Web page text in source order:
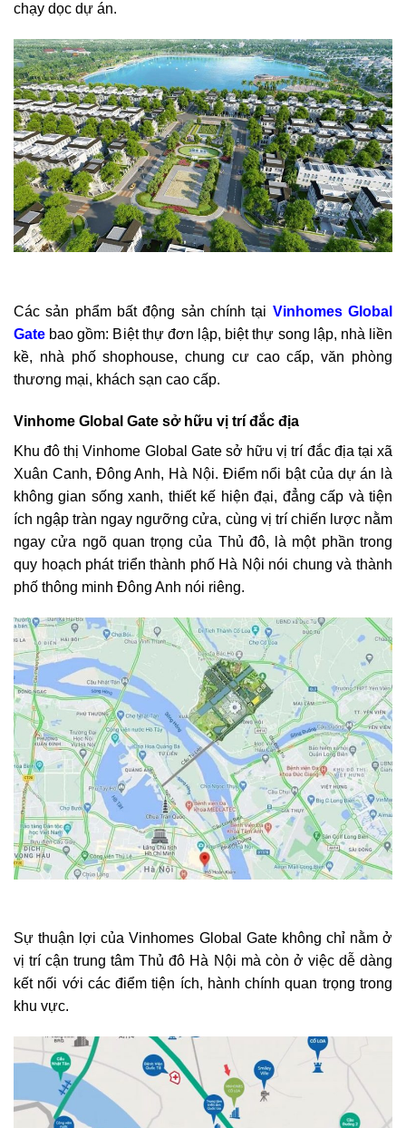
chạy dọc dự án.
Các sản phẩm bất động sản chính tại Vinhomes Global
Gate bao gồm: Biệt thự đơn lập, biệt thự song lập, nhà liền
kề, nhà phố shophouse, chung cư cao cấp, văn phòng
thương mại, khách sạn cao cấp.
Vinhome Global Gate sở hữu vị trí đắc địa
Khu đô thị Vinhome Global Gate sở hữu vị trí đắc địa tại xã
Xuân Canh, Đông Anh, Hà Nội. Điểm nổi bật của dự án là
không gian sống xanh, thiết kế hiện đại, đẳng cấp và tiện
ích ngập tràn ngay ngưỡng cửa, cùng vị trí chiến lược nằm
ngay cửa ngõ quan trọng của Thủ đô, là một phần trong
quy hoạch phát triển thành phố Hà Nội nói chung và thành
phố thông minh Đông Anh nói riêng.
Sự thuận lợi của Vinhomes Global Gate không chỉ nằm ở
vị trí cận trung tâm Thủ đô Hà Nội mà còn ở việc dễ dàng
kết nối với các điểm tiện ích, hành chính quan trọng trong
khu vực.